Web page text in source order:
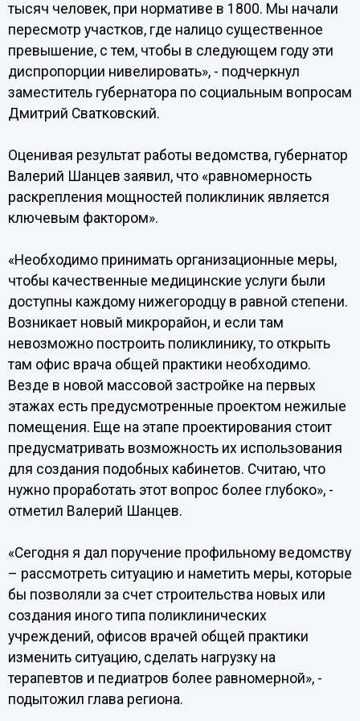
тысяч человек, при нормативе в 1800. Мы начали
пересмотр участков, где налицо существенное
превышение, с тем, чтобы в следующем году эти
диспропорции нивелировать», - подчеркнул
заместитель губернатора по социальным вопросам
Дмитрий Сватковский.
Оценивая результат работы ведомства, губернатор
Валерий Шанцев заявил, что «равномерность
раскрепления мощностей поликлиник является
ключевым фактором».
«Необходимо принимать организационные меры,
чтобы качественные медицинские услуги были
доступны каждому нижегородцу в равной степени.
Возникает новый микрорайон, и если там
невозможно построить поликлинику, то открыть
там офис врача общей практики необходимо.
Везде в новой массовой застройке на первых
этажах есть предусмотренные проектом нежилые
помещения. Еще на этапе проектирования стоит
предусматривать возможность их использования
для создания подобных кабинетов. Считаю, что
нужно проработать этот вопрос более глубоко», -
отметил Валерий Шанцев.
«Сегодня я дал поручение профильному ведомству
– рассмотреть ситуацию и наметить меры, которые
бы позволяли за счет строительства новых или
создания иного типа поликлинических
учреждений, офисов врачей общей практики
изменить ситуацию, сделать нагрузку на
терапевтов и педиатров более равномерной», -
подытожил глава региона.